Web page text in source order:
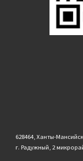
628464, Ханты-
г. Радужный, 2